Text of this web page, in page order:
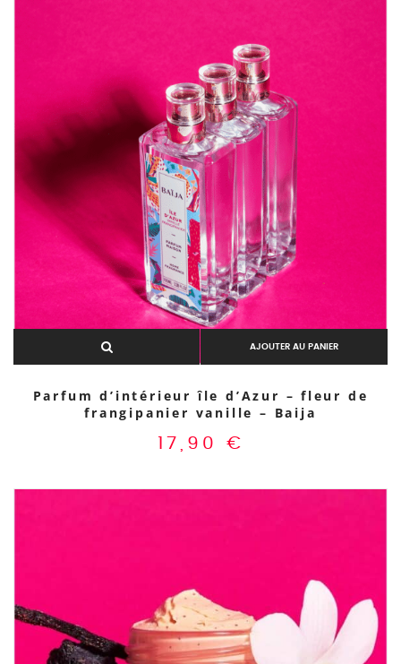
AJOUTER AU PANIER
Parfum d’intérieur île d’Azur – fleur de
frangipanier vanille – Baija
17,90 €